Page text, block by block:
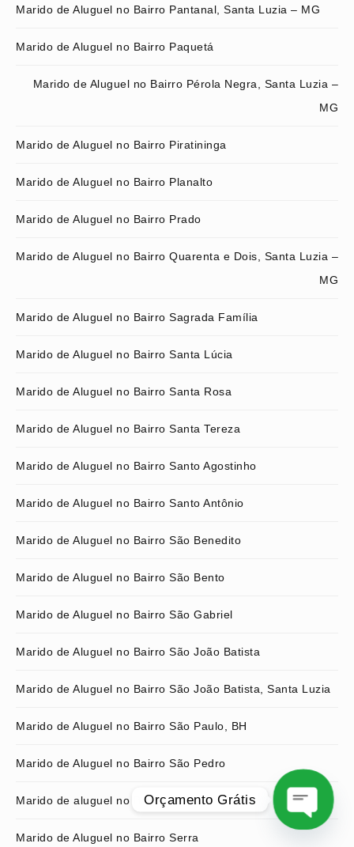
Marido de Aluguel no Bairro Pantanal, Santa Luzia – MG
Marido de Aluguel no Bairro Paquetá
Marido de Aluguel no Bairro Pérola Negra, Santa Luzia –
MG
Marido de Aluguel no Bairro Piratininga
Marido de Aluguel no Bairro Planalto
Marido de Aluguel no Bairro Prado
Marido de Aluguel no Bairro Quarenta e Dois, Santa Luzia –
MG
Marido de Aluguel no Bairro Sagrada Família
Marido de Aluguel no Bairro Santa Lúcia
Marido de Aluguel no Bairro Santa Rosa
Marido de Aluguel no Bairro Santa Tereza
Marido de Aluguel no Bairro Santo Agostinho
Marido de Aluguel no Bairro Santo Antônio
Marido de Aluguel no Bairro São Benedito
Marido de Aluguel no Bairro São Bento
Marido de Aluguel no Bairro São Gabriel
Marido de Aluguel no Bairro São João Batista
Marido de Aluguel no Bairro São João Batista, Santa Luzia
Marido de Aluguel no Bairro São Paulo, BH
Marido de Aluguel no Bairro São Pedro
Marido de aluguel no Bairro Savassi
Marido de Aluguel no Bairro Serra
Orçamento Grátis